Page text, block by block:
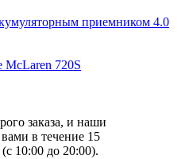
приемником 4.0
McLaren 720S
заказа, и наши
в течение 15
10:00 до 20:00).